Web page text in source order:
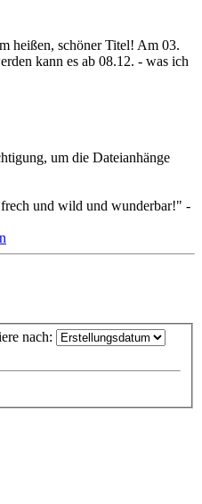
heißen, schöner Titel! Am 03.
kann es ab 08.12. - was ich
um die Dateianhänge
und wild und wunderbar!" -
nach: